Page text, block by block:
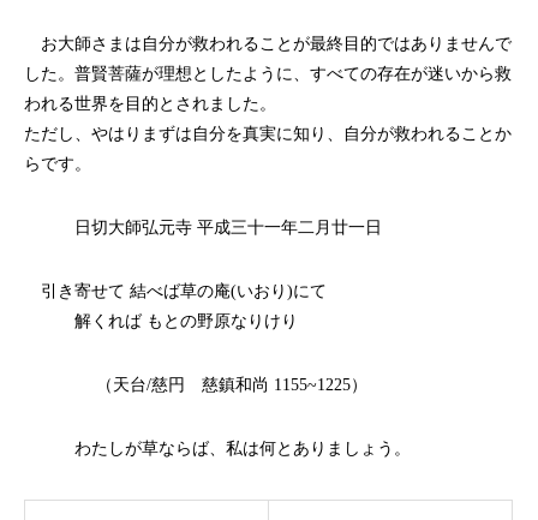
お大師さまは自分が救われることが最終目的ではありませんで
した。普賢菩薩が理想としたように、すべての存在が迷いから救
われる世界を目的とされました。
ただし、やはりまずは自分を真実に知り、自分が救われることか
らです。
日切大師弘元寺 平成三十一年二月廿一日
引き寄せて 結べば草の庵(いおり)にて
解くれば もとの野原なりけり
（天台/慈円 慈鎮和尚 1155~1225）
わたしが草ならば、私は何とありましょう。